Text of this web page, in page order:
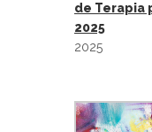
de Terapia
2025
2025